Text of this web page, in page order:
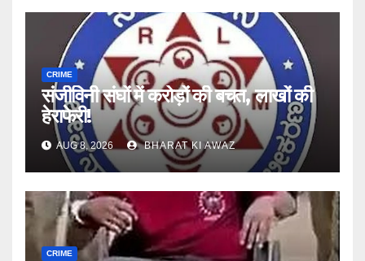
CRIME
संजीविनी संघों में करोड़ों की बचत, लाखों की
हेराफेरी!
AUG 8, 2026 BHARAT KI AWAZ
CRIME